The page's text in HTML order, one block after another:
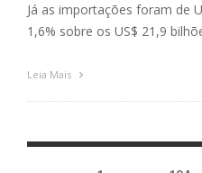
Já as importações foram de
1,6% sobre os US$ 21,9
Leia Mais